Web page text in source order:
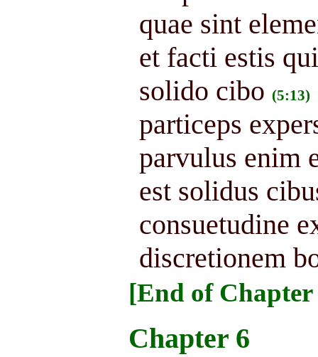
quae sint
et facti estis
solido cibo (5:13)
particeps
parvulus enim
est solidus
consuetudine
discretionem
[End of Chapter
Chapter 6